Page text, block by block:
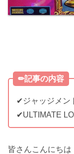
✏︎記事の内容
✔︎ジャッジメン
✔︎ULTIMATE
皆さんこんにちは